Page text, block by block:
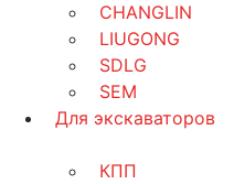
CHANGLIN
LIUGONG
SDLG
SEM
Для экскаваторов
КПП